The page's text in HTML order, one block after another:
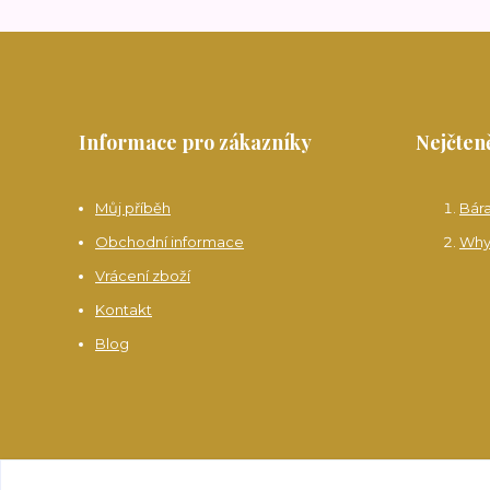
Informace pro zákazníky
Můj příběh
Obchodní informace
Vrácení zboží
Kontakt
Blog